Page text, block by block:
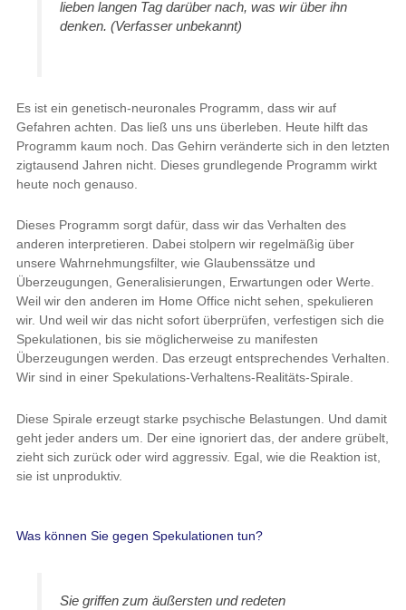
lieben langen Tag darüber nach, was wir über ihn
denken. (Verfasser unbekannt)
Es ist ein genetisch-neuronales Programm, dass wir auf
Gefahren achten. Das ließ uns uns überleben. Heute hilft das
Programm kaum noch. Das Gehirn veränderte sich in den letzten
zigtausend Jahren nicht. Dieses grundlegende Programm wirkt
heute noch genauso.
Dieses Programm sorgt dafür, dass wir das Verhalten des
anderen interpretieren. Dabei stolpern wir regelmäßig über
unsere Wahrnehmungsfilter, wie Glaubenssätze und
Überzeugungen, Generalisierungen, Erwartungen oder Werte.
Weil wir den anderen im Home Office nicht sehen, spekulieren
wir. Und weil wir das nicht sofort überprüfen, verfestigen sich die
Spekulationen, bis sie möglicherweise zu manifesten
Überzeugungen werden. Das erzeugt entsprechendes Verhalten.
Wir sind in einer Spekulations-Verhaltens-Realitäts-Spirale.
Diese Spirale erzeugt starke psychische Belastungen. Und damit
geht jeder anders um. Der eine ignoriert das, der andere grübelt,
zieht sich zurück oder wird aggressiv. Egal, wie die Reaktion ist,
sie ist unproduktiv.
Was können Sie gegen Spekulationen tun?
Sie griffen zum äußersten und redeten